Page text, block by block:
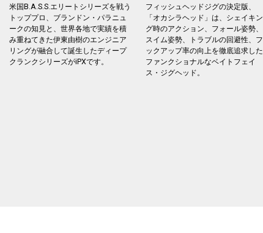
米国B.A.S.S.エリートシリーズを戦う
トッププロ、ブランドン・パラニュ
ークの知見と、世界各地で実績を積
み重ねてきた伊東由樹のエンジニア
リングが融合して誕生したディープ
クランクシリーズがiPXです。
フィッシュヘッドジグの決定版、
「オカシラヘッド」は、シェイキン
グ時のアクション、フォール姿勢、
スイム姿勢、トラブルの回避性、フ
ックアップ率の向上を徹底追求した
ファンクショナルなベイトフェイ
ス・ジグヘッド。